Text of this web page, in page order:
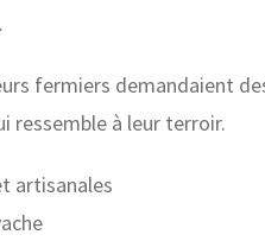
.
fermiers demandaient
ressemble à leur terroir.
artisanales